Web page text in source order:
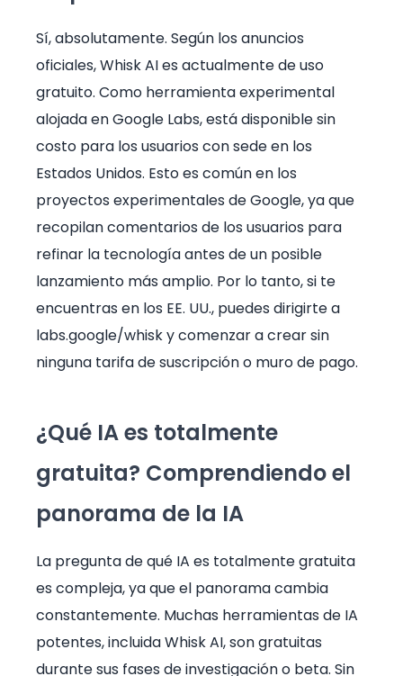
Sí, absolutamente. Según los anuncios
oficiales, Whisk AI es actualmente de uso
gratuito. Como herramienta experimental
alojada en Google Labs, está disponible sin
costo para los usuarios con sede en los
Estados Unidos. Esto es común en los
proyectos experimentales de Google, ya que
recopilan comentarios de los usuarios para
refinar la tecnología antes de un posible
lanzamiento más amplio. Por lo tanto, si te
encuentras en los EE. UU., puedes dirigirte a
labs.google/whisk y comenzar a crear sin
ninguna tarifa de suscripción o muro de pago.
¿Qué IA es totalmente
gratuita? Comprendiendo el
panorama de la IA
La pregunta de qué IA es totalmente gratuita
es compleja, ya que el panorama cambia
constantemente. Muchas herramientas de IA
potentes, incluida Whisk AI, son gratuitas
durante sus fases de investigación o beta. Sin